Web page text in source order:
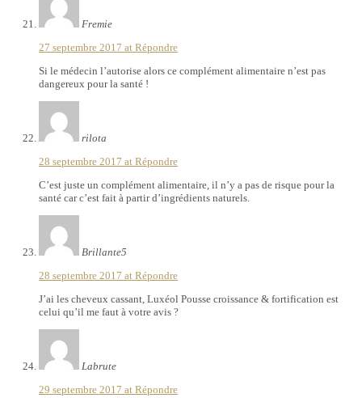
Fremie
27 septembre 2017 at Répondre
Si le médecin l’autorise alors ce complément alimentaire n’est pas
dangereux pour la santé !
rilota
28 septembre 2017 at Répondre
C’est juste un complément alimentaire, il n’y a pas de risque pour la
santé car c’est fait à partir d’ingrédients naturels.
Brillante5
28 septembre 2017 at Répondre
J’ai les cheveux cassant, Luxéol Pousse croissance & fortification est
celui qu’il me faut à votre avis ?
Labrute
29 septembre 2017 at Répondre